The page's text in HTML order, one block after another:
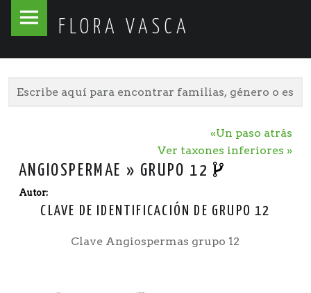
FLORA VASCA
Flora
Skip
«Un paso atrás
Ver taxones inferiores »
ANGIOSPERMAE » GRUPO 12
Autor:
CLAVE DE IDENTIFICACIÓN DE GRUPO 12
Clave Angiospermas grupo 12